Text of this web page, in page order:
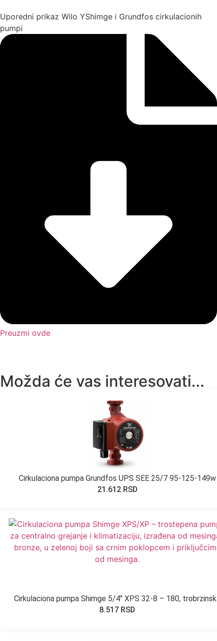
Uporedni prikaz Wilo YShimge i Grundfos cirkulacionih
pumpi
Preuzmi ovde
Možda će vas interesovati...
Cirkulaciona pumpa Grundfos UPS SEE 25/7 95-125-149w
21.612 RSD
Cirkulaciona pumpa Shimge 5/4″ XPS 32-8 – 180,
8.517 RSD